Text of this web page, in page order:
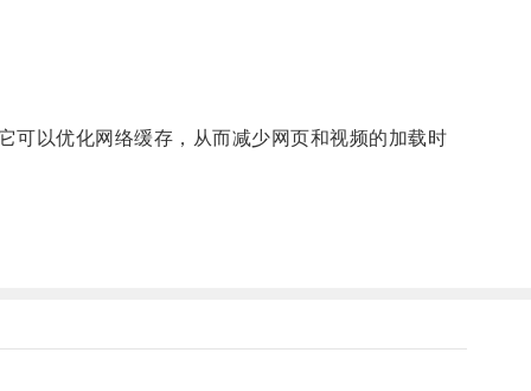
以优化网络缓存，从而减少网页和视频的加载时